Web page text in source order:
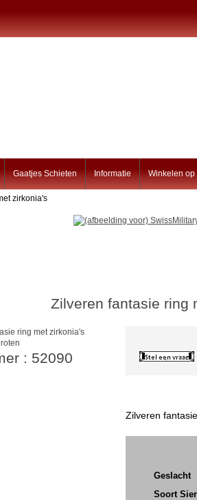
Gaatjes Schieten Informatie Winkelen op
zirkonia's
Zilveren fantasie ring
: 52090
Zilveren
Geslacht
Soort